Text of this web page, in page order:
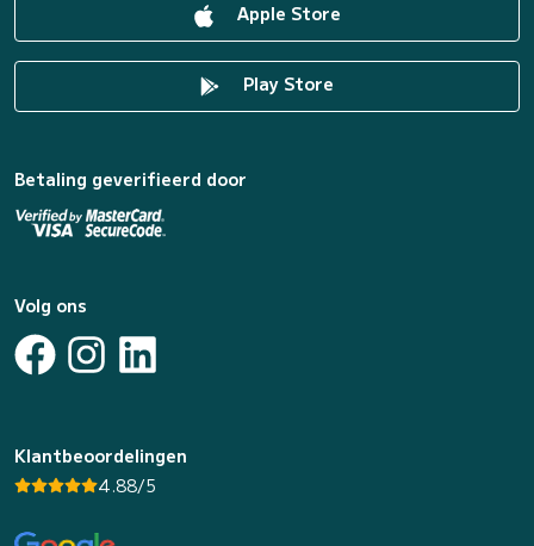
Apple Store
Play Store
Betaling geverifieerd door
Volg ons
Klantbeoordelingen
4.88/5